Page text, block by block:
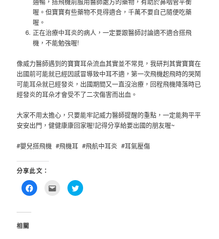
喔。但寶寶有些藥物不見得適合，千萬不要自己隨便吃藥
喔。
正在治療中耳炎的病人，一定要跟醫師討論適不適合搭飛
機，不能勉強喔!
像威力醫師遇到的寶寶耳朵流血其實並不常見，我研判其實寶寶在
出國前可能就已經因感冒導致中耳不適，第一次飛機起飛時的哭鬧
可能耳朵就已經發炎，出國期間又一直沒治療，回程飛機降落時已
經發炎的耳朵才會受不了二次傷害而出血。
大家不用太擔心，只要能牢記威力醫師提醒的重點，一定能夠平平
安安出門，健健康康回家喔!記得分享給要出國的朋友喔~
#嬰兒搭飛機 #飛機耳 #飛航中耳炎 #耳氣壓傷
分享此文：
按
一
分
享
相關